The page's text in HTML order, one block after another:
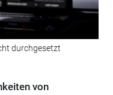
durchgesetzt
von